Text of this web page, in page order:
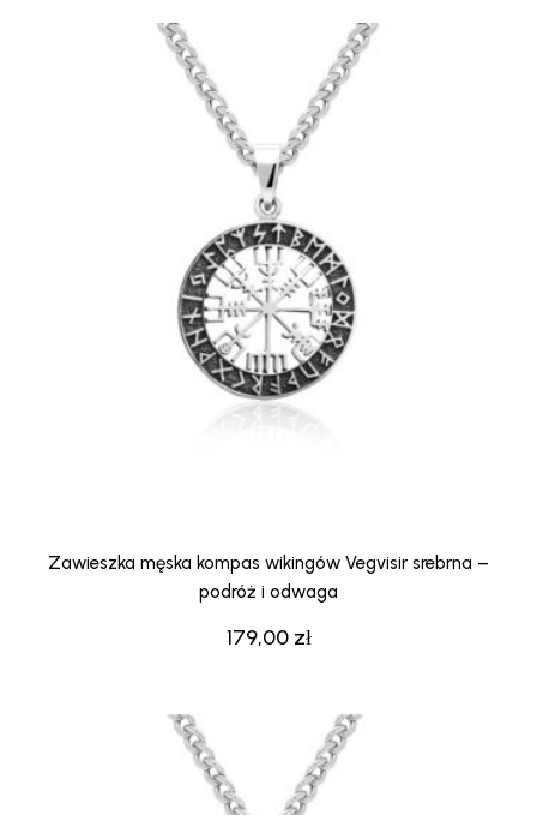
179,00 zł
Zawieszka męska kompas wikingów Vegvisir srebrna –
podróż i odwaga